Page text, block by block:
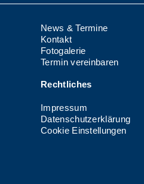
News & Termine
Kontakt
Fotogalerie
Termin vereinbaren
Rechtliches
Impressum
Datenschutzerklärung
Cookie Einstellungen